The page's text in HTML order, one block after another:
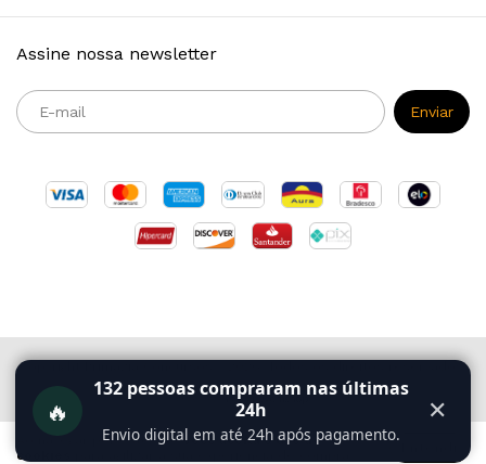
Ao navegar por este sitevocê aceita o uso de
cookies
Assine nossa newsletter
🔥
132 pessoas compraram nas últimas
24h
Envio digital em até 24h após pagamento.
✕
Copyright Primazia Concursos - 2026. Todos os direitos reservados.